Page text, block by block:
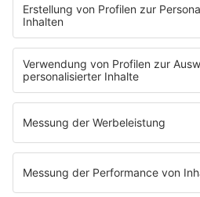
HOME
INFOS
Kontakt
Newsletter
Jobs & Praktika
Pressekontakt
Pressemeldungen